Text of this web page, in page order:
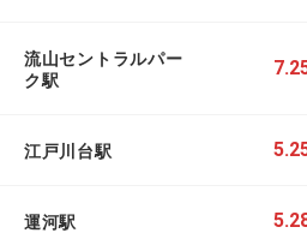
流山セントラルパー
ク駅
江戸川台駅
運河駅